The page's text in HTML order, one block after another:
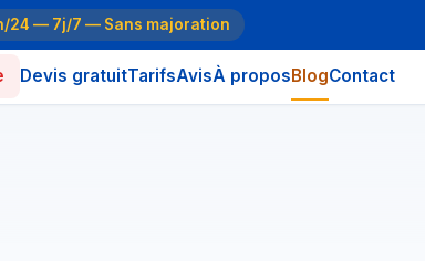
24 — 7j/7 — Sans majoration
Devis gratuitTarifsAvisÀ propos BlogContact